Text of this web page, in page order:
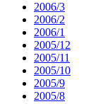
2006/3
2006/2
2006/1
2005/12
2005/11
2005/10
2005/9
2005/8